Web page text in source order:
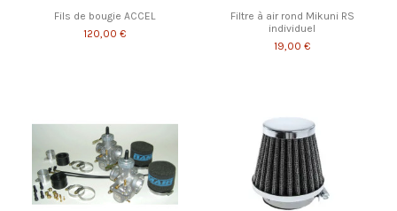
Fils de bougie ACCEL
120,00 €
Filtre à air rond Mikuni RS
individuel
19,00 €